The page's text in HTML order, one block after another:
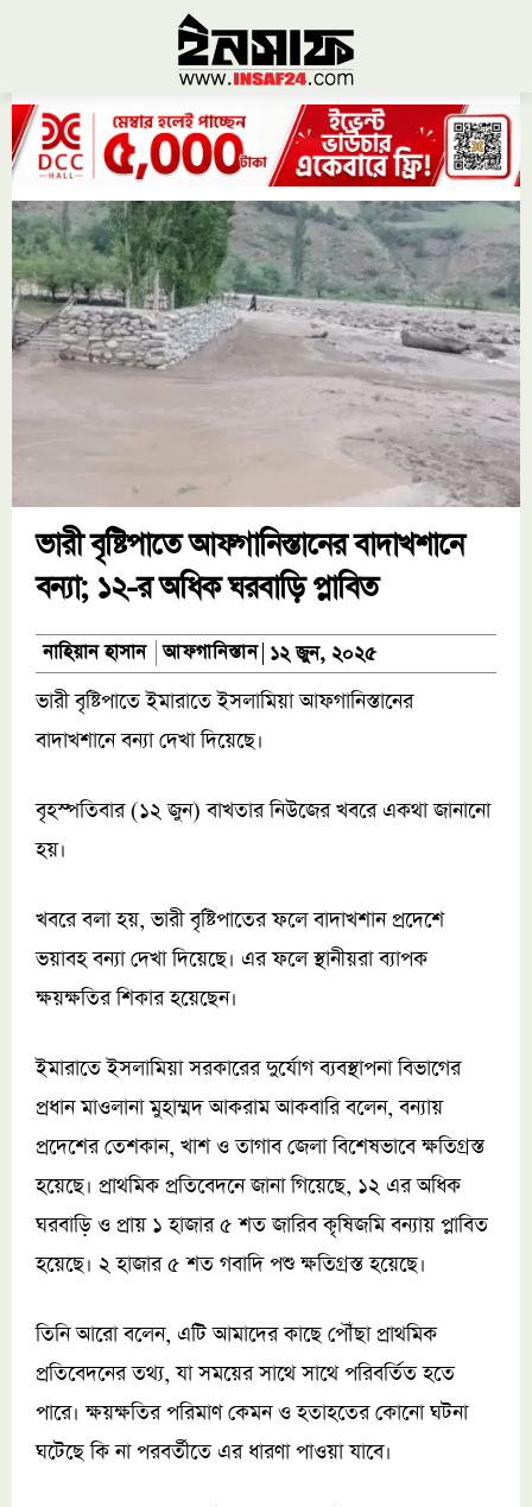
ভারী বৃষ্টিপাতে আফগানিস্তানের বাদাখশানে
বন্যা; ১২-র অধিক ঘরবাড়ি প্লাবিত
নাহিয়ান হাসান আফগানিস্তান ১২ জুন, ২০২৫
ভারী বৃষ্টিপাতে ইমারাতে ইসলামিয়া আফগানিস্তানের
বাদাখশানে বন্যা দেখা দিয়েছে।
বৃহস্পতিবার (১২ জুন) বাখতার নিউজের খবরে একথা জানানো
হয়।
খবরে বলা হয়, ভারী বৃষ্টিপাতের ফলে বাদাখশান প্রদেশে
ভয়াবহ বন্যা দেখা দিয়েছে। এর ফলে স্থানীয়রা ব্যাপক
ক্ষয়ক্ষতির শিকার হয়েছেন।
ইমারাতে ইসলামিয়া সরকারের দুর্যোগ ব্যবস্থাপনা বিভাগের
প্রধান মাওলানা মুহাম্মদ আকরাম আকবারি বলেন, বন্যায়
প্রদেশের তেশকান, খাশ ও তাগাব জেলা বিশেষভাবে ক্ষতিগ্রস্ত
হয়েছে। প্রাথমিক প্রতিবেদনে জানা গিয়েছে, ১২ এর অধিক
ঘরবাড়ি ও প্রায় ১ হাজার ৫ শত জারিব কৃষিজমি বন্যায় প্লাবিত
হয়েছে। ২ হাজার ৫ শত গবাদি পশু ক্ষতিগ্রস্ত হয়েছে।
তিনি আরো বলেন, এটি আমাদের কাছে পৌঁছা প্রাথমিক
প্রতিবেদনের তথ্য, যা সময়ের সাথে সাথে পরিবর্তিত হতে
পারে। ক্ষয়ক্ষতির পরিমাণ কেমন ও হতাহতের কোনো ঘটনা
ঘটেছে কি না পরবর্তীতে এর ধারণা পাওয়া যাবে।